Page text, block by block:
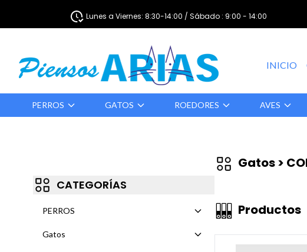
Lunes a Viernes: 8:30-14:00 / Sábado : 9:00 - 14:00
INICIO
PERROS GATOS ROEDORES AVES
CATEGORÍAS
PERROS
Gatos
Gatos >
Productos